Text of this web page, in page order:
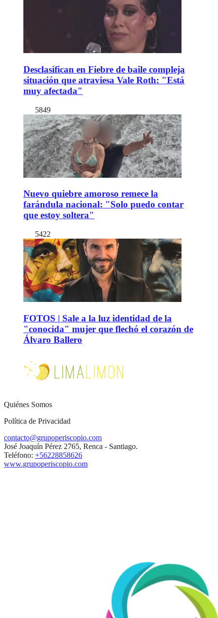
Desclasifican en Fiebre de baile compleja
situación que atraviesa Vale Roth: "Está
muy afectada"
5849
Nuevo quiebre amoroso remece la
farándula nacional: "Solo puedo contar
que estoy soltera"
5422
FOTOS | Sale a la luz identidad de la
"conocida" mujer que flechó el corazón de
Álvaro Ballero
Quiénes Somos
Política de Privacidad
contacto@grupoperiscopio.com
José Joaquín Pérez 2765, Renca - Santiago.
Teléfono: +56228858626
www.grupoperiscopio.com